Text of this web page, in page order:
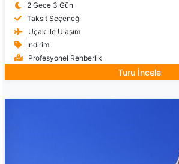
2 Gece 3 Gün
Taksit Seçeneği
Uçak ile Ulaşım
İndirim
Profesyonel Rehberlik
Turu İncele